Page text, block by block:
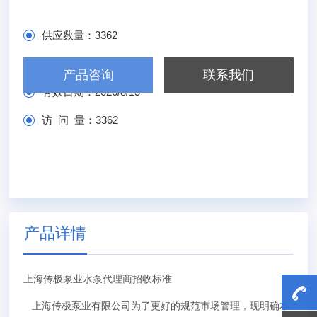
供应数量：3362
有效日期：2026/8/15
访 问 量：3362
产品咨询 联系我们
产品详情
上海传极泵业水泵代理商招收标准
上海传极泵业有限公司为了更好的规范市场管理，现明确本